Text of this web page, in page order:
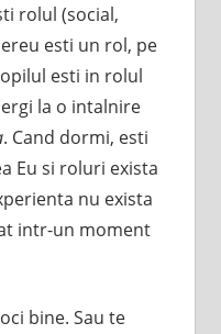
rolul (social,
esti un rol, pe
esti in rolul
la o intalnire
. Cand dormi, esti
Eu si roluri exista
nu exista
intr-un moment
bine. Sau te